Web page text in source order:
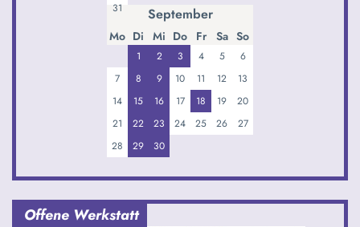
31
September
Mo Di Mi Do Fr Sa So
1 2 3 4 5
6
7
8 9 10 11 12
13
14
15 16 17 18 19
20
21
22 23 24 25 26
27
28
29 30
Offene Werkstatt